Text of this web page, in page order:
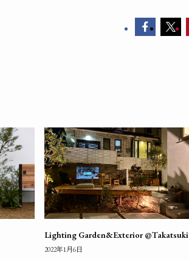
Lighting Garden&Exterior @Takatsuki
2022年1月6日